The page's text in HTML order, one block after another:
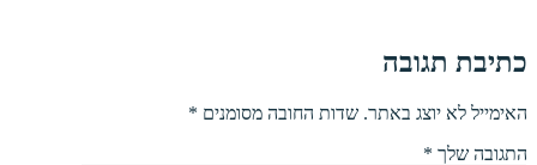
כתיבת תגובה
האימייל לא יוצג באתר. שדות החובה מסומנים *
התגובה שלך *